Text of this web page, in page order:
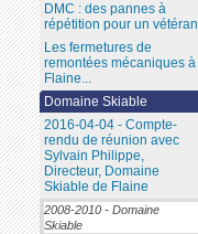
DMC : des pannes à
répétition pour un vétéran
Les fermetures de
remontées mécaniques à
Flaine...
Domaine Skiable
2016-04-04 - Compte-
rendu de réunion avec
Sylvain Philippe,
Directeur, Domaine
Skiable de Flaine
2008-2010 - Domaine
Skiable